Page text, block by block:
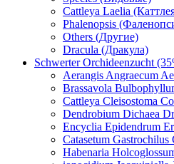
Cattleya Laelia
Phalenopsis
Others (Другие)
Dracula (Дракула)
Schwerter Orchideenzucht
Aerangis Angraecum
Brassavola
Cattleya Cleisostoma
Dendrobium Dichaea
Encyclia Epidendrum
Catasetum
Habenaria